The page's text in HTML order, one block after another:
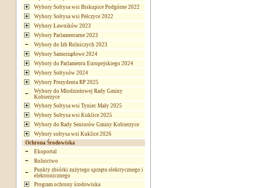
Wybory Sołtysa wsi Biskupice Podgórne 2022
Wybory Sołtysa wsi Pełczyce 2022
Wybory Ławników 2023
Wybory Parlamentarne 2023
Wybory do Izb Rolniczych 2023
Wybory Samorządowe 2024
Wybory do Parlamentu Europejskiego 2024
Wybory Sołtysów 2024
Wybory Prezydenta RP 2025
Wybory do Młodzieżowej Rady Gminy
Kobierzyce
Wybory Sołtysa wsi Tyniec Mały 2025
Wybory Sołtysa wsi Kuklice 2025
Wybory do Rady Seniorów Gminy Kobierzyce
Wybory sołtysa wsi Kuklice 2026
Ochrona Środowiska
Ekoportal
Rolnictwo
Punkty zbiórki zużytego sprzętu elektrycznego i
elektronicznego
Program ochrony środowiska